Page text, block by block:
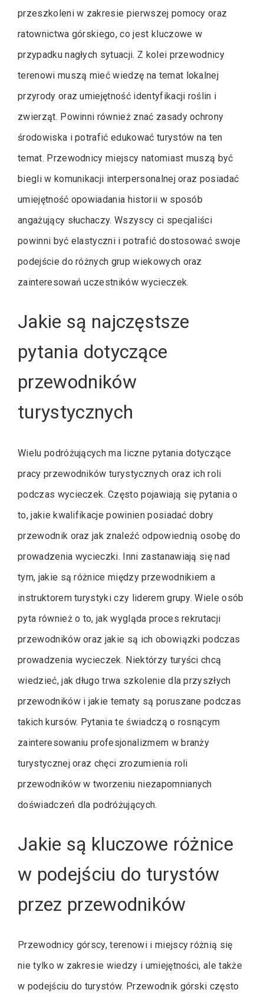
przeszkoleni w zakresie pierwszej pomocy oraz
ratownictwa górskiego, co jest kluczowe w
przypadku nagłych sytuacji. Z kolei przewodnicy
terenowi muszą mieć wiedzę na temat lokalnej
przyrody oraz umiejętność identyfikacji roślin i
zwierząt. Powinni również znać zasady ochrony
środowiska i potrafić edukować turystów na ten
temat. Przewodnicy miejscy natomiast muszą być
biegli w komunikacji interpersonalnej oraz posiadać
umiejętność opowiadania historii w sposób
angażujący słuchaczy. Wszyscy ci specjaliści
powinni być elastyczni i potrafić dostosować swoje
podejście do różnych grup wiekowych oraz
zainteresowań uczestników wycieczek.
Jakie są najczęstsze
pytania dotyczące
przewodników
turystycznych
Wielu podróżujących ma liczne pytania dotyczące
pracy przewodników turystycznych oraz ich roli
podczas wycieczek. Często pojawiają się pytania o
to, jakie kwalifikacje powinien posiadać dobry
przewodnik oraz jak znaleźć odpowiednią osobę do
prowadzenia wycieczki. Inni zastanawiają się nad
tym, jakie są różnice między przewodnikiem a
instruktorem turystyki czy liderem grupy. Wiele osób
pyta również o to, jak wygląda proces rekrutacji
przewodników oraz jakie są ich obowiązki podczas
prowadzenia wycieczek. Niektórzy turyści chcą
wiedzieć, jak długo trwa szkolenie dla przyszłych
przewodników i jakie tematy są poruszane podczas
takich kursów. Pytania te świadczą o rosnącym
zainteresowaniu profesjonalizmem w branży
turystycznej oraz chęci zrozumienia roli
przewodników w tworzeniu niezapomnianych
doświadczeń dla podróżujących.
Jakie są kluczowe różnice
w podejściu do turystów
przez przewodników
Przewodnicy górscy, terenowi i miejscy różnią się
nie tylko w zakresie wiedzy i umiejętności, ale także
w podejściu do turystów. Przewodnik górski często